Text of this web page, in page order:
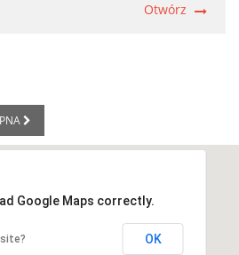
Otwórz
Google Maps correctly.
OK